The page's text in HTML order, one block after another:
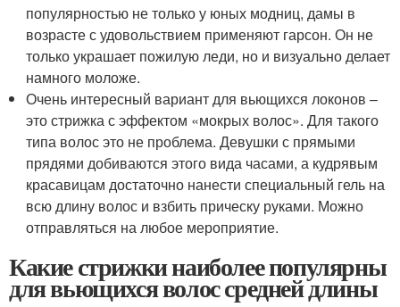
популярностью не только у юных модниц, дамы в
возрасте с удовольствием применяют гарсон. Он не
только украшает пожилую леди, но и визуально делает
намного моложе.
Очень интересный вариант для вьющихся локонов –
это стрижка с эффектом «мокрых волос». Для такого
типа волос это не проблема. Девушки с прямыми
прядями добиваются этого вида часами, а кудрявым
красавицам достаточно нанести специальный гель на
всю длину волос и взбить прическу руками. Можно
отправляться на любое мероприятие.
Какие стрижки наиболее популярны
для вьющихся волос средней длины